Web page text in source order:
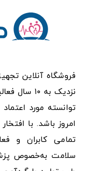
فروشگاه آنلاین
نزدیک به
امروز باشد. با
تمامی کابران و
سلامت به‌خصوص